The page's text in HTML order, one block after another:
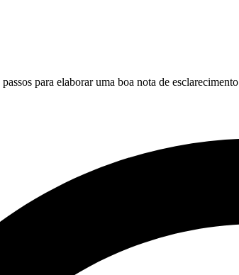
para elaborar uma boa nota de esclarecimento